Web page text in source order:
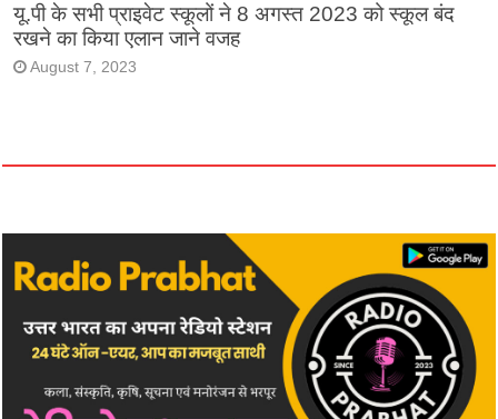
यू.पी के सभी प्राइवेट स्कूलों ने 8 अगस्त 2023 को स्कूल बंद
रखने का किया एलान जाने वजह
August 7, 2023